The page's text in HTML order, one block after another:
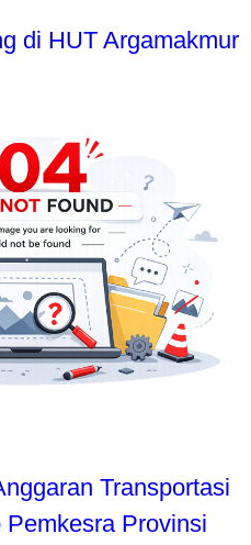
di HUT Argamakmur
Transportasi
Provinsi